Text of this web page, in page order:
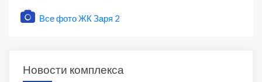
Все фото ЖК Заря 2
Новости комплекса